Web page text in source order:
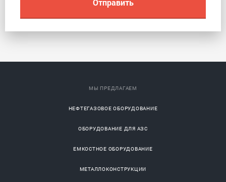
МЫ ПРЕДЛАГАЕМ
НЕФТЕГАЗОВОЕ ОБОРУДОВАНИЕ
ОБОРУДОВАНИЕ ДЛЯ АЗС
ЕМКОСТНОЕ ОБОРУДОВАНИЕ
МЕТАЛЛОКОНСТРУКЦИИ